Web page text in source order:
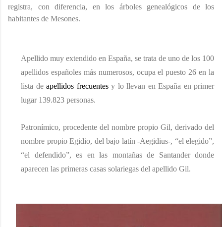
registra, con diferencia, en los árboles genealógicos de los
habitantes de Mesones.
Apellido muy extendido en España, se trata de uno de los 100
apellidos españoles más numerosos, ocupa el puesto 26 en la
lista de apellidos frecuentesy lo llevan en España en primer
lugar 139.823 personas.
Patronímico, procedente del nombre propio Gil, derivado del
nombre propio Egidio, del bajo latín -Aegidius-, “el elegido”,
“el defendido”, es en las montañas de Santander donde
aparecen las primeras casas solariegas del apellido Gil.